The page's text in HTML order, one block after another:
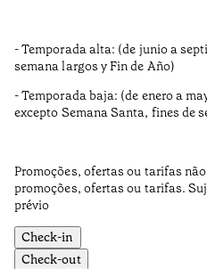
- Temporada alta: (de junio a
semana largos y Fin de Año)
- Temporada baja: (de enero a
excepto Semana Santa, fines de
Promoções, ofertas ou tarifas
promoções, ofertas ou tarifas.
prévio
Check-in
Check-out